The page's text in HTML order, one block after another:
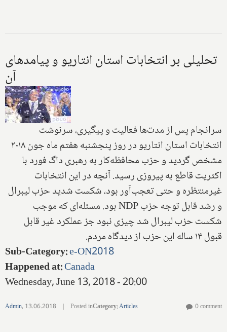
تحلیلی بر‌ انتخابات استان انتاریو و پیامدهای
آن
سرانجام پس از مدت‌ها فعالیت و پیگیری، سرنوشت
انتخابات استان انتاریو در روز پنجشنبه هفتم ماه جون ۲۰۱۸
مشخص گردید و حزب محافظه‌کار به رهبری داگ فورد با
اکثریت قاطع به پیروزی رسید. آنچه در این انتخابات
غیر‌منتظره و حتی تعجب‌آور بود، شکست شدید حزب لیبرال
و رشد قابل توجه حزبNDPبود. مسئله‌ای که موجب
شکست حزب لیبرال شد چیزی نبود جز عملکرد غیر قابل
قبول ۱۴ ساله این حزب از دیدگاه مردم.
Sub-Category:e-ON2018
Happened at:Canada
Wednesday, June 13, 2018 - 20:00
Admin, 13.06.2018 | Posted inCategory:Articles 0 comment